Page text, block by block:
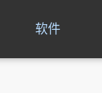
软件